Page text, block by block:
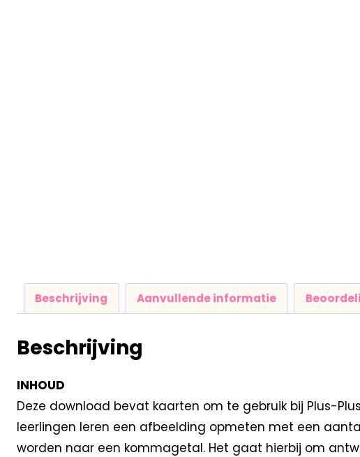
Beschrijving Aanvullende informatie
Beschrijving
INHOUD
Deze download bevat kaarten om te gebruik bij Plus-
leerlingen leren een afbeelding opmeten met een
worden naar een kommagetal. Het gaat hierbij om